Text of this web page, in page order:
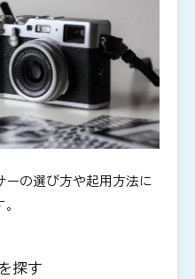
ーの選び方や起用方法に
探す